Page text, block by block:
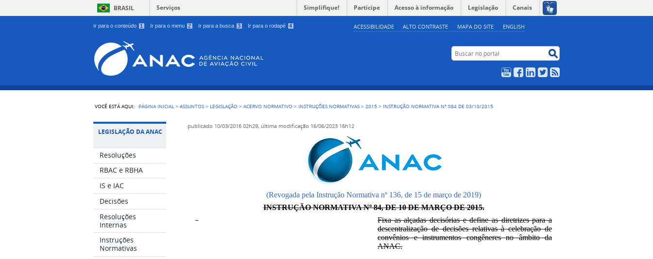
Ir para o conteúdo 1 Ir para o menu 2 Ir para a busca 3 Ir para o rodapé 4 ACESSIBILIDADE ALTO CONTRASTE MAPA DO SITE ENGLISH
BRASIL Serviços Simplifique! Participe Acesso à informação Legislação Canais
Buscar no portal
YouTubeFacebookLinkedIn
Twitter
VOCÊ ESTÁ AQUI: PÁGINA INICIAL >ASSUNTOS > LEGISLAÇÃO >ACERVO NORMATIVO > INSTRUÇÕES NORMATIVAS >2015 > INSTRUÇÃO NORMATIVA Nº 084 DE 03/10/2015
LEGISLAÇÃO DA ANAC
Resoluções
RBAC e RBHA
IS e IAC
Decisões
Resoluções
Internas
Instruções
Normativas
publicado 10/03/2016 02h29, última modificação 16/06/2023 16h12
(Revogada pela Instrução Normativa nº 136, de 15 de março de 2019)
INSTRUÇÃO NORMATIVA Nº 84, DE 10 DE MARÇO DE 2015.
Fixa as alçadas decisórias e define as diretrizes para a
descentralização de decisões relativas à celebração de
convênios e instrumentos congêneres no âmbito da
ANAC.